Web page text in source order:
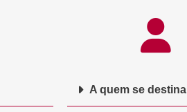
A quem se destina